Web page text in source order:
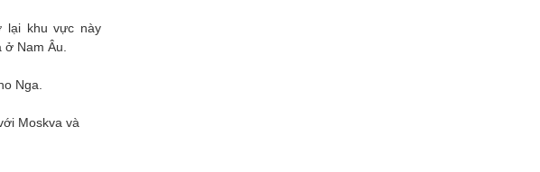
lại khu vực này
Nam Âu.
Nga.
Moskva và